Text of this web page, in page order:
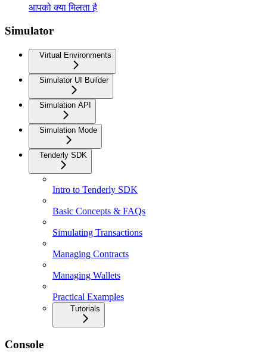
आपको क्या मिलता है
Simulator
Virtual Environments
Simulator UI Builder
Simulation API
Simulation Mode
Tenderly SDK
Intro to Tenderly SDK
Basic Concepts & FAQs
Simulating Transactions
Managing Contracts
Managing Wallets
Practical Examples
Tutorials
Console